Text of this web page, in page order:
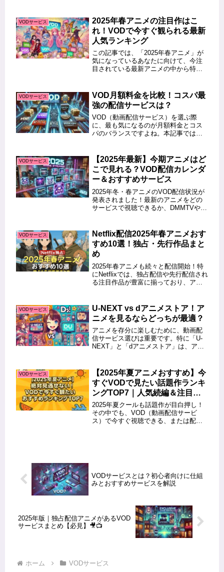
VODサービス
2025年春アニメの注目作はこ
れ！VODで今すぐ観られる最新
人気ランキング
この記事では、「2025年春アニメ」が
気になっているあなたに向けて、今注
目されている最新アニメの中から特に
して視聴できる配信サービスもあわせ
てまとめているので、今すぐ観たい...
VODサービス
VOD月額料金を比較！コスパ最
強の配信サービスは？
VOD（動画配信サービス）を選ぶ際
に、最も気になるのが月額料金とコス
パのバランスですよね。本記事では、
の月額料金を比較し、お得に楽しめる
最適な選び方を解...
VODサービス
【2025年最新】今期アニメはど
こで見れる？VOD配信カレンダ
ー＆おすすめサービス
2025年冬・春アニメのVOD配信状況が
発表されました！最新のアニメをどの
サービスで視聴できるか、DMMTVや
題作や継続作品をチェックして、お気
に入りのアニメを見逃...
VODサービス
Netflix配信2025年春アニメおす
すめ10選！独占・先行作品まと
め
2025年春アニメも続々と配信開始！特
にNetflixでは、独占配信や先行配信され
る注目作品が豊富に揃っており、アニ
2025年春アニメおすすめ10選！独占＆
先行作品ま...
VODサービス
U-NEXT vs dアニメストア！ア
ニメを見るならどっちが最適？
アニメを存分に楽しむために、動画配
信サービス選びは重要です。特に「U-
NEXT」と「dアニメストア」は、アニ
品を配信していますが、サービス内容
や料金、機能には違いがありま...
VODサービス
【2025年夏アニメおすすめ】今
すぐVODで見たい話題作ランキ
ングTOP7｜人気続編＆注目の
新作！
2025年夏クールも話題作が目白押し！
その中でも、VOD（動画配信サービ
ス）で今すぐ視聴できる、または配信
VODサービスとは？初心者向けに仕組
みとおすすめサービスを解説
2025年版｜独占配信アニメがあるVOD
サービスまとめ【必見】🎥📺
ホーム VODサービス